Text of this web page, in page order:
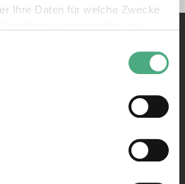
Ihre Daten für welche Zwecke
widerrufen
geografische Lage erfassen,
Scannen nach bestimmten